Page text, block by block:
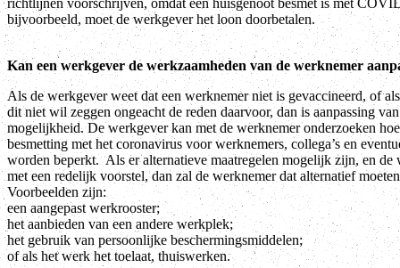
bijvoorbeeld, moet de werkgever het loon doorbetalen.
Kan een werkgever de werkzaamheden van de werknemer
Als de werkgever weet dat een werknemer niet is gevaccineerd, of
dit niet wil zeggen ongeacht de reden daarvoor, dan is aanpassing
mogelijkheid. De werkgever kan met de werknemer onderzoeken
besmetting met het coronavirus voor werknemers, collega’s en
worden beperkt. Als er alternatieve maatregelen mogelijk zijn, en de
met een redelijk voorstel, dan zal de werknemer dat alternatief
Voorbeelden zijn:
een aangepast werkrooster;
het aanbieden van een andere werkplek;
het gebruik van persoonlijke beschermingsmiddelen;
of als het werk het toelaat, thuiswerken.